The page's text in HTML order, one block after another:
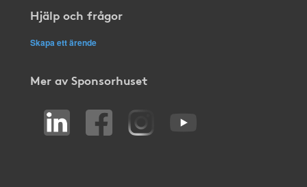
Hjälp och frågor
Skapa ett ärende
Mer av Sponsorhuset